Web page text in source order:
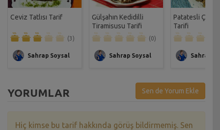
Ceviz Tatlısı Tarif
(3)
Sahrap Soysal
Gülşahın Kedidilli
Tiramisusu Tarifi
(0)
Sahrap Soysal
Patatesli Çıtır
Tarifi
Sahrap
YORUMLAR Sen de Yorum Ekle
Hiç kimse bu tarif hakkında görüş bildirmemiş. Sen